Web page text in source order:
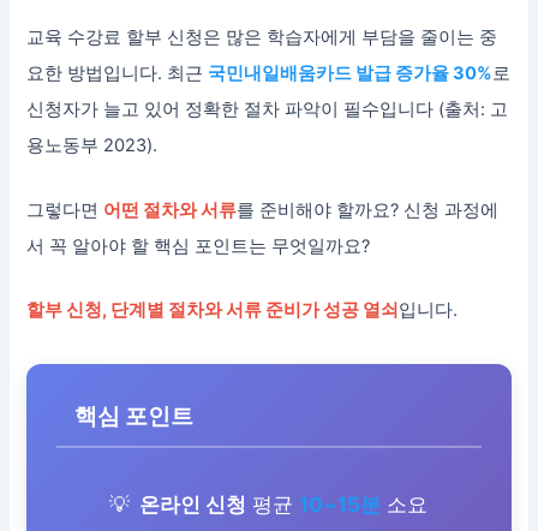
교육 수강료 할부 신청은 많은 학습자에게 부담을 줄이는 중
요한 방법입니다. 최근 국민내일배움카드 발급 증가율 30%로
신청자가 늘고 있어 정확한 절차 파악이 필수입니다 (출처: 고
용노동부 2023).
그렇다면 어떤 절차와 서류를 준비해야 할까요? 신청 과정에
서 꼭 알아야 할 핵심 포인트는 무엇일까요?
할부 신청, 단계별 절차와 서류 준비가 성공 열쇠입니다.
핵심 포인트
온라인 신청 평균 10~15분 소요